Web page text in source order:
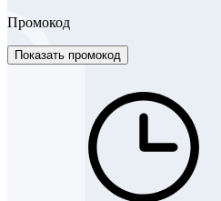
Промокод
Показать промокод